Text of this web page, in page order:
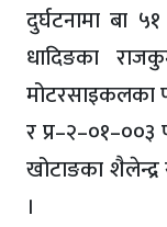
दुर्घटनामा बा
धादिङका
मोटरसाइकलका
र
खोटाङका
।